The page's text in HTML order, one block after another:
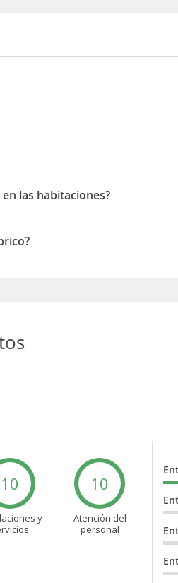
las habitaciones?
10
y
10
Atención del
personal